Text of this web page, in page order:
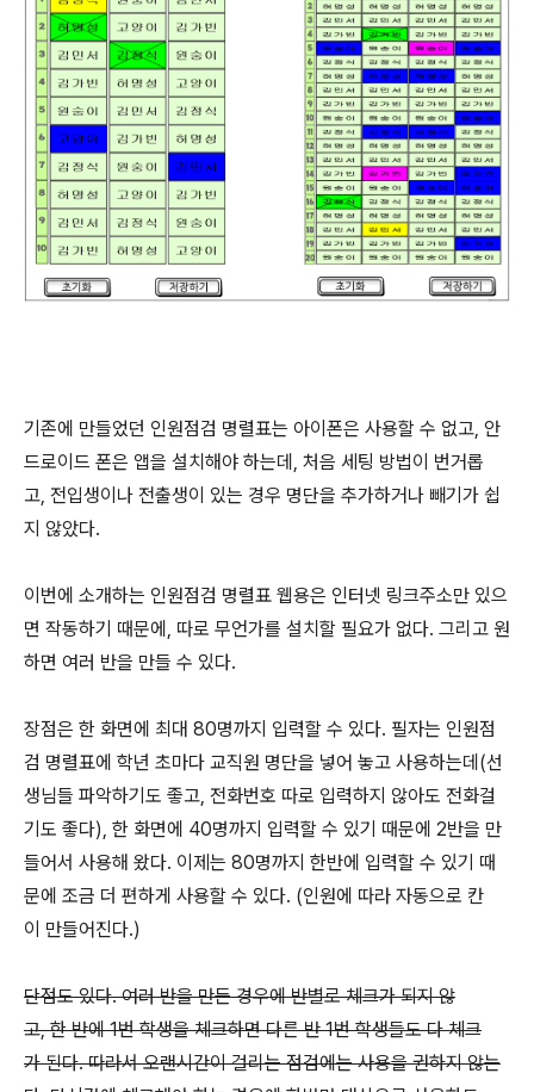
기존에 만들었던 인원점검 명렬표는 아이폰은 사용할 수 없고, 안
드로이드 폰은 앱을 설치해야 하는데, 처음 세팅 방법이 번거롭
고, 전입생이나 전출생이 있는 경우 명단을 추가하거나 빼기가 쉽
지 않았다.
이번에 소개하는 인원점검 명렬표 웹용은 인터넷 링크주소만 있으
면 작동하기 때문에, 따로 무언가를 설치할 필요가 없다. 그리고 원
하면 여러 반을 만들 수 있다.
장점은 한 화면에 최대 80명까지 입력할 수 있다. 필자는 인원점
검 명렬표에 학년 초마다 교직원 명단을 넣어 놓고 사용하는데(선
생님들 파악하기도 좋고, 전화번호 따로 입력하지 않아도 전화걸
기도 좋다), 한 화면에 40명까지 입력할 수 있기 때문에 2반을 만
들어서 사용해 왔다. 이제는 80명까지 한반에 입력할 수 있기 때
문에 조금 더 편하게 사용할 수 있다. (인원에 따라 자동으로 칸
이 만들어진다.)
단점도 있다. 여러 반을 만든 경우에 반별로 체크가 되지 않
고, 한 반에 1번 학생을 체크하면 다른 반 1번 학생들도 다 체크
가 된다. 따라서 오랜시간이 걸리는 점검에는 사용을 권하지 않는